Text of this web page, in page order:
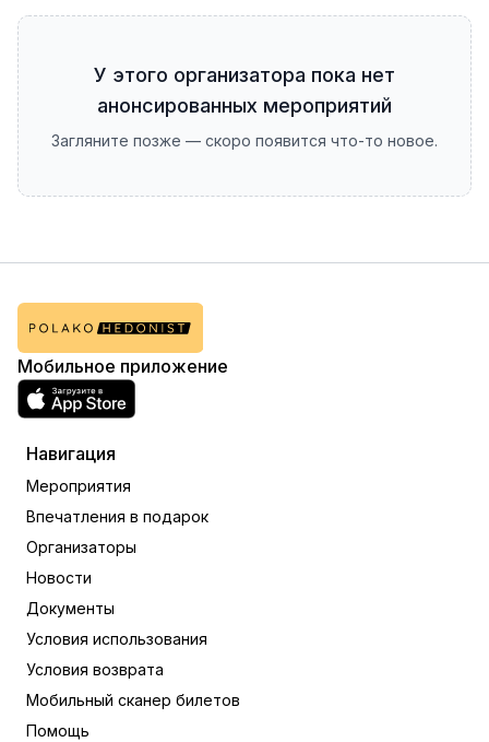
У этого организатора пока нет
анонсированных мероприятий
Загляните позже — скоро появится что-то новое.
Мобильное приложение
Навигация
Мероприятия
Впечатления в подарок
Организаторы
Новости
Документы
Условия использования
Условия возврата
Мобильный сканер билетов
Помощь